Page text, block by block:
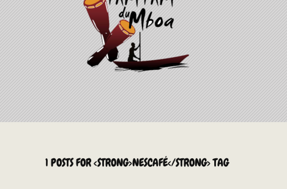
1 POSTS FOR <STRONG>NESCAFÉ</STRONG> TAG